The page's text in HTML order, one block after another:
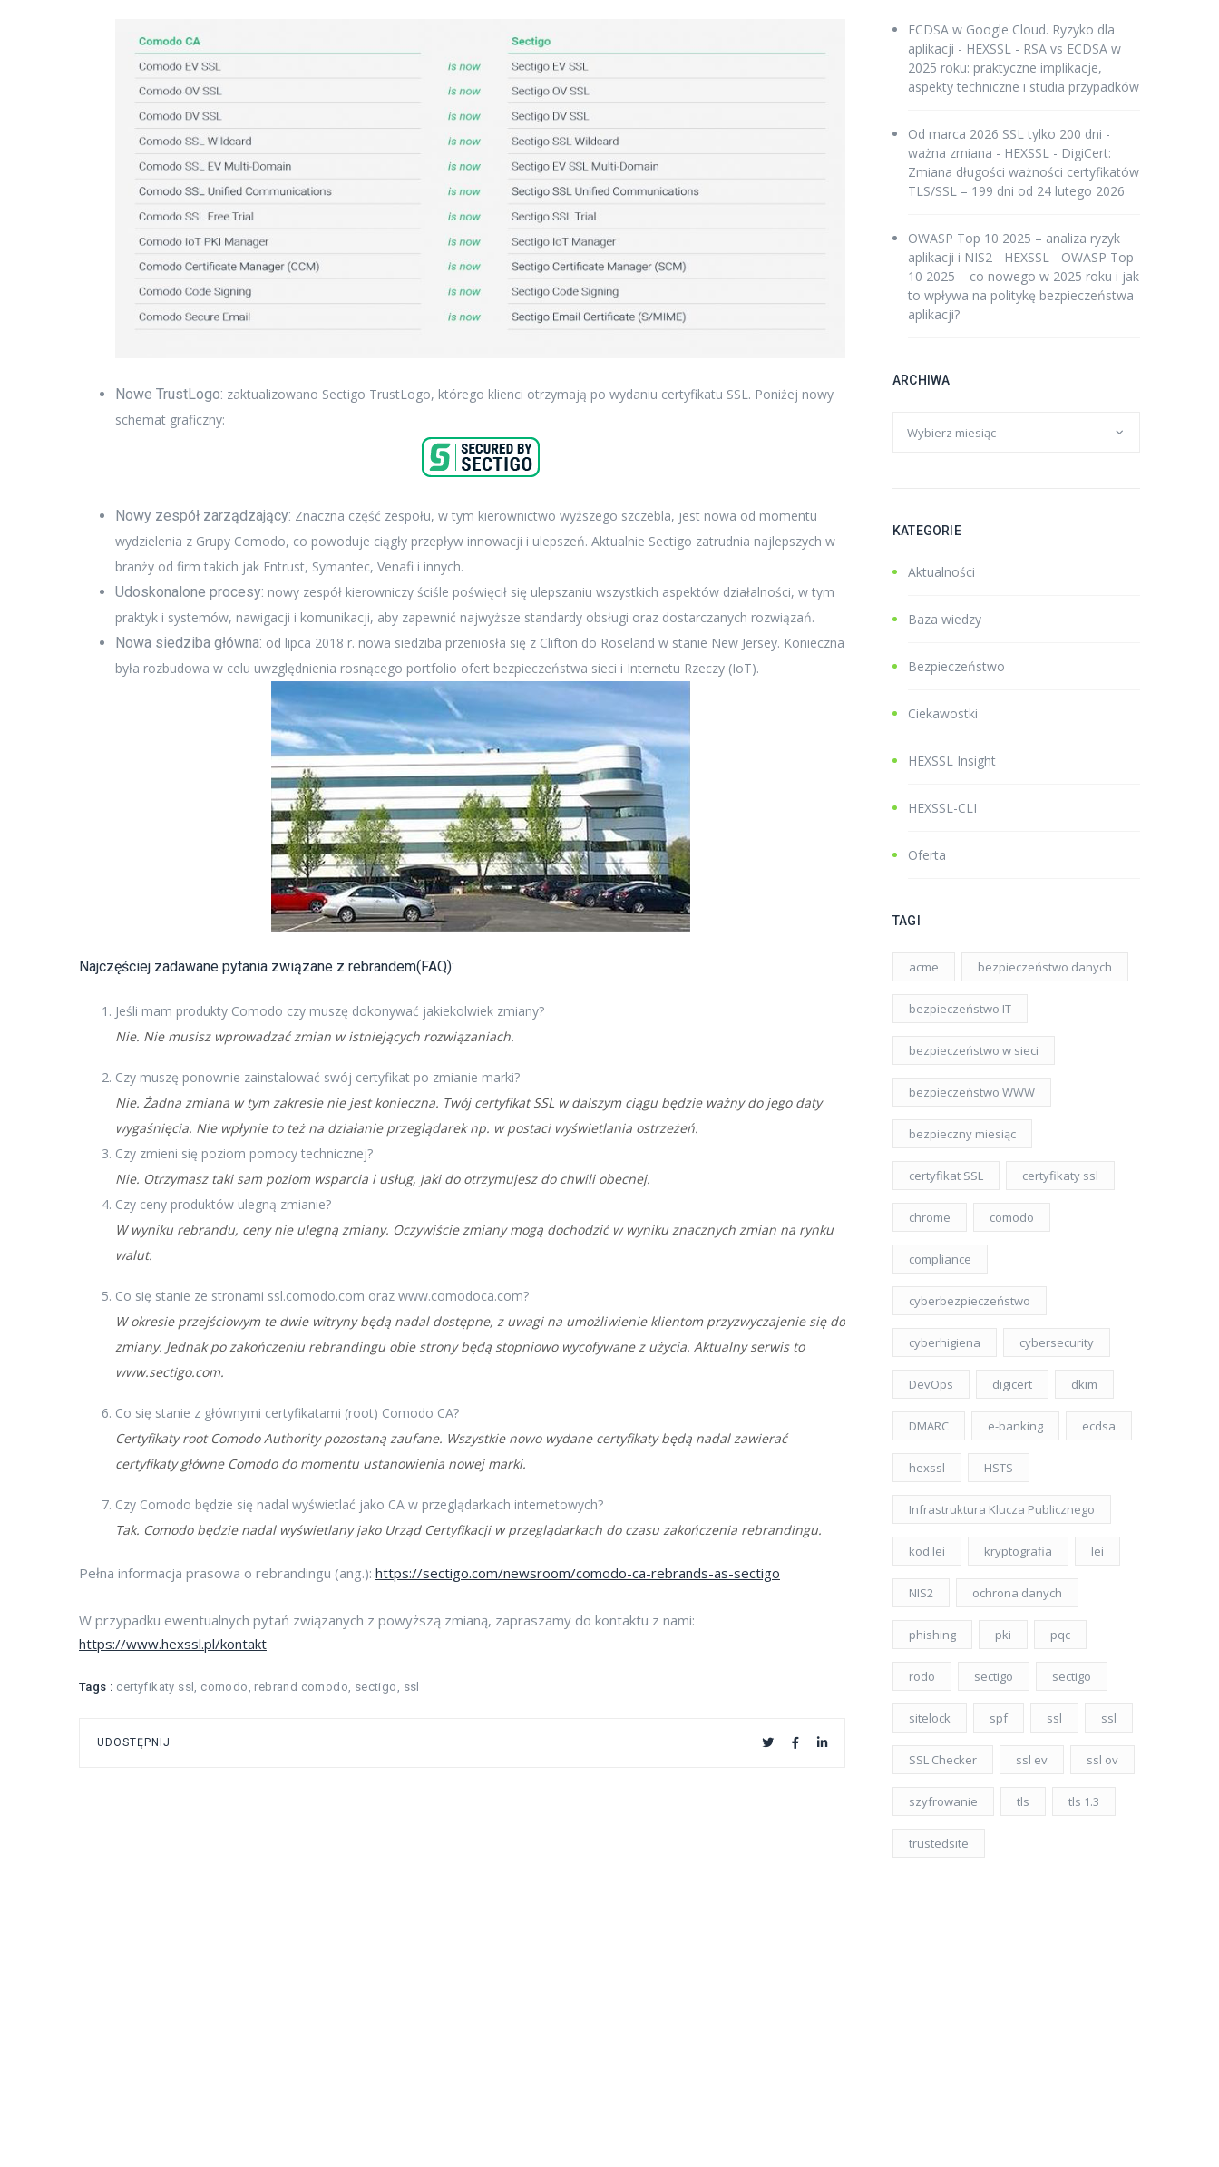
Nowe TrustLogo: zaktualizowano Sectigo TrustLogo, którego klienci otrzymają po wydaniu certyfikatu SSL. Poniżej nowy
schemat graficzny:
Nowy zespół zarządzający: Znaczna część zespołu, w tym kierownictwo wyższego szczebla, jest nowa od momentu
wydzielenia z Grupy Comodo, co powoduje ciągły przepływ innowacji i ulepszeń. Aktualnie Sectigo zatrudnia najlepszych w
branży od firm takich jak Entrust, Symantec, Venafi i innych.
Udoskonalone procesy: nowy zespół kierowniczy ściśle poświęcił się ulepszaniu wszystkich aspektów działalności, w tym
praktyk i systemów, nawigacji i komunikacji, aby zapewnić najwyższe standardy obsługi oraz dostarczanych rozwiązań.
Nowa siedziba główna: od lipca 2018 r. nowa siedziba przeniosła się z Clifton do Roseland w stanie New Jersey. Konieczna
była rozbudowa w celu uwzględnienia rosnącego portfolio ofert bezpieczeństwa sieci i Internetu Rzeczy (IoT).
Najczęściej zadawane pytania związane z rebrandem(FAQ):
Jeśli mam produkty Comodo czy muszę dokonywać jakiekolwiek zmiany?
Nie. Nie musisz wprowadzać zmian w istniejących rozwiązaniach.
Czy muszę ponownie zainstalować swój certyfikat po zmianie marki?
Nie. Żadna zmiana w tym zakresie nie jest konieczna. Twój certyfikat SSL w dalszym ciągu będzie ważny do jego daty
wygaśnięcia. Nie wpłynie to też na działanie przeglądarek np. w postaci wyświetlania ostrzeżeń.
Czy zmieni się poziom pomocy technicznej?
Nie. Otrzymasz taki sam poziom wsparcia i usług, jaki do otrzymujesz do chwili obecnej.
Czy ceny produktów ulegną zmianie?
W wyniku rebrandu, ceny nie ulegną zmiany. Oczywiście zmiany mogą dochodzić w wyniku znacznych zmian na rynku
walut.
Co się stanie ze stronami ssl.comodo.com oraz www.comodoca.com?
W okresie przejściowym te dwie witryny będą nadal dostępne, z uwagi na umożliwienie klientom przyzwyczajenie się do
zmiany. Jednak po zakończeniu rebrandingu obie strony będą stopniowo wycofywane z użycia. Aktualny serwis to
www.sectigo.com.
Co się stanie z głównymi certyfikatami (root) Comodo CA?
Certyfikaty root Comodo Authority pozostaną zaufane. Wszystkie nowo wydane certyfikaty będą nadal zawierać
certyfikaty główne Comodo do momentu ustanowienia nowej marki.
Czy Comodo będzie się nadal wyświetlać jako CA w przeglądarkach internetowych?
Tak. Comodo będzie nadal wyświetlany jako Urząd Certyfikacji w przeglądarkach do czasu zakończenia rebrandingu.
Pełna informacja prasowa o rebrandingu (ang.): https://sectigo.com/newsroom/comodo-ca-rebrands-as-sectigo
W przypadku ewentualnych pytań związanych z powyższą zmianą, zapraszamy do kontaktu z nami:
https://www.hexssl.pl/kontakt
Tags : certyfikaty ssl comodo rebrand comodo sectigo ssl
UDOSTĘPNIJ
ECDSA w Google Cloud. Ryzyko dla
aplikacji - HEXSSL - RSA vs ECDSA w
2025 roku: praktyczne implikacje,
aspekty techniczne i studia przypadków
Od marca 2026 SSL tylko 200 dni -
ważna zmiana - HEXSSL - DigiCert:
Zmiana długości ważności certyfikatów
TLS/SSL – 199 dni od 24 lutego 2026
OWASP Top 10 2025 – analiza ryzyk
aplikacji i NIS2 - HEXSSL - OWASP Top
10 2025 – co nowego w 2025 roku i jak
to wpływa na politykę bezpieczeństwa
aplikacji?
ARCHIWA
KATEGORIE
Aktualności
Baza wiedzy
Bezpieczeństwo
Ciekawostki
HEXSSL Insight
HEXSSL-CLI
Oferta
TAGI
acme bezpieczeństwo danych
bezpieczeństwo IT
bezpieczeństwo w sieci
bezpieczeństwo WWW
bezpieczny miesiąc
certyfikat SSL certyfikaty ssl
chrome comodo
compliance
cyberbezpieczeństwo
cyberhigiena cybersecurity
DevOps digicert dkim
DMARC e-banking ecdsa
hexssl HSTS
Infrastruktura Klucza Publicznego
kod lei kryptografia lei
NIS2 ochrona danych
phishing pki pqc
rodo sectigo sectigo
sitelock spf ssl ssl
SSL Checker ssl ev ssl ov
szyfrowanie tls tls 1.3
trustedsite